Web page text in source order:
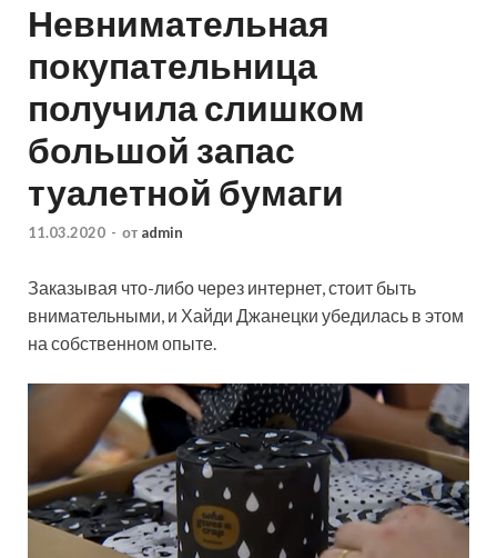
Невнимательная
покупательница
получила слишком
большой запас
туалетной бумаги
11.03.2020 - от admin
Заказывая что-либо через интернет, стоит быть
внимательными, и Хайди Джанецки убедилась в этом
на собственном опыте.